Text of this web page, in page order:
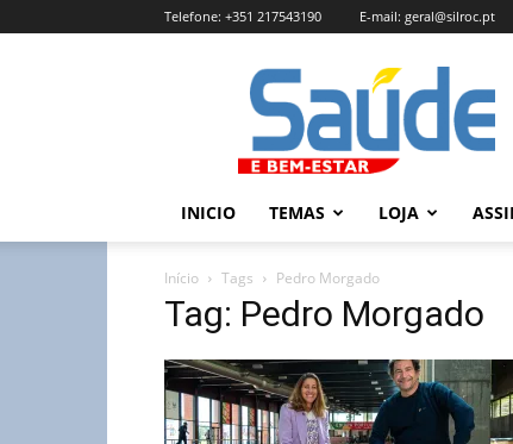
Telefone: +351 217543190 E-mail: geral@silroc.pt
Revista
Saúde
e
Bem
Estar
Edição
INICIO TEMAS LOJA
Início Tags Pedro Morgado
Tag: Pedro Morgado